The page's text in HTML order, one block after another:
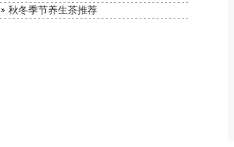
秋冬季节养生茶推荐